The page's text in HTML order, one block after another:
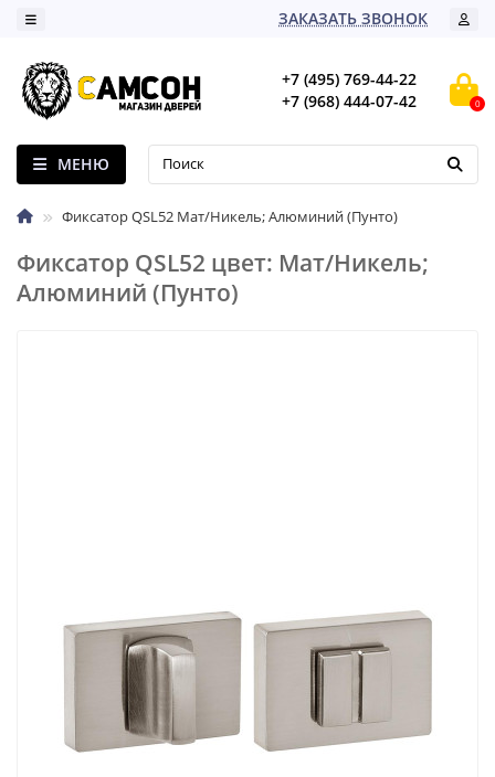
ЗАКАЗАТЬ ЗВОНОК
+7 (495) 769-44-22
+7 (968) 444-07-42
0
МЕНЮ
Фиксатор QSL52 Мат/Никель; Алюминий (Пунто)
Фиксатор QSL52 цвет: Мат/Никель;
Алюминий (Пунто)